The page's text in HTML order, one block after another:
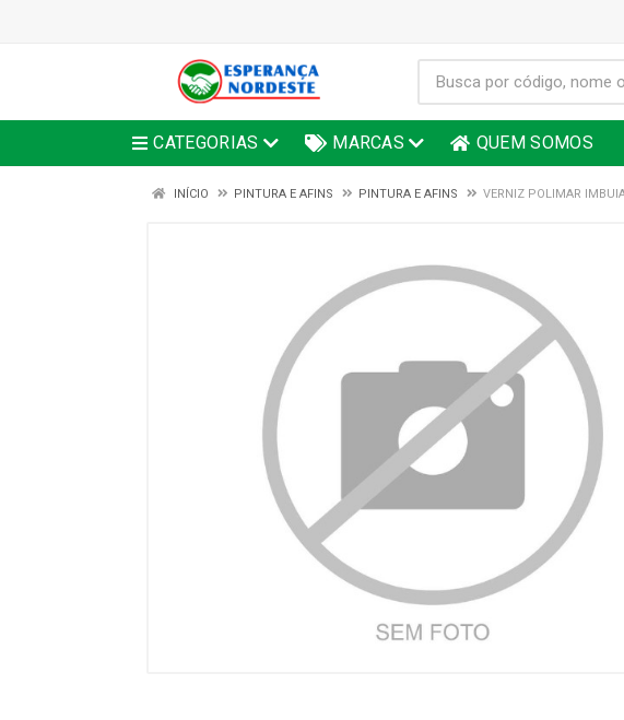
CATEGORIAS MARCAS QUEM SOMOS
INÍCIO PINTURA E AFINS PINTURA E AFINS VERNIZ POLIMAR